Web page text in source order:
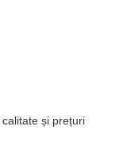
și prețuri